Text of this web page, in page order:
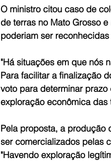
O ministro citou caso de
de terras no Mato Grosso
poderiam ser
"Há situações em que nós
Para facilitar a finalização
voto para determinar
exploração econômica
Pela proposta, a produção
ser comercializados pelas
"Havendo exploração